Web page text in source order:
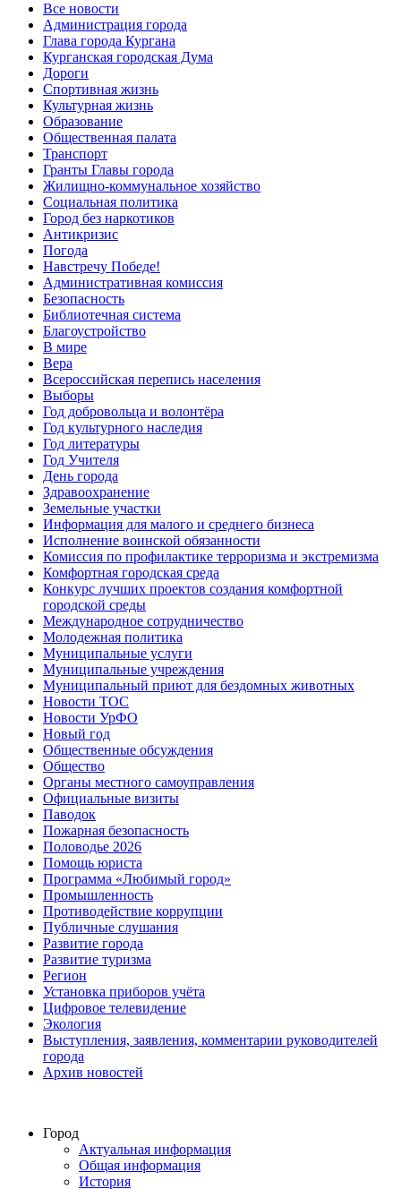
Все новости
Администрация города
Глава города Кургана
Курганская городская Дума
Дороги
Спортивная жизнь
Культурная жизнь
Образование
Общественная палата
Транспорт
Гранты Главы города
Жилищно-коммунальное хозяйство
Социальная политика
Город без наркотиков
Антикризис
Погода
Навстречу Победе!
Административная комиссия
Безопасность
Библиотечная система
Благоустройство
В мире
Вера
Всероссийская перепись населения
Выборы
Год добровольца и волонтёра
Год культурного наследия
Год литературы
Год Учителя
День города
Здравоохранение
Земельные участки
Информация для малого и среднего бизнеса
Исполнение воинской обязанности
Комиссия по профилактике терроризма и экстремизма
Комфортная городская среда
Конкурс лучших проектов создания комфортной
городской среды
Международное сотрудничество
Молодежная политика
Муниципальные услуги
Муниципальные учреждения
Муниципальный приют для бездомных животных
Новости ТОС
Новости УрФО
Новый год
Общественные обсуждения
Общество
Органы местного самоуправления
Официальные визиты
Паводок
Пожарная безопасность
Половодье 2026
Помощь юриста
Программа «Любимый город»
Промышленность
Противодействие коррупции
Публичные слушания
Развитие города
Развитие туризма
Регион
Установка приборов учёта
Цифровое телевидение
Экология
Выступления, заявления, комментарии руководителей
города
Архив новостей
Город
Актуальная информация
Общая информация
История